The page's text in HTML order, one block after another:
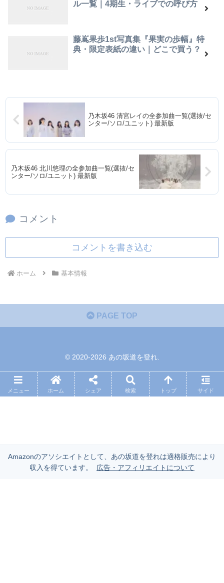
ル一覧｜4期生・ライブでの呼び方
藤嶌果歩1st写真集『果実の歩幅』特
典・限定表紙の違い｜どこで買う？
乃木坂46 清宮レイの全参加曲一覧(選抜/セ
ンター/ソロ/ユニット) 最新版
乃木坂46 北川悠理の全参加曲一覧(選抜/セ
ンター/ソロ/ユニット) 最新版
コメント
コメントを書き込む
ホーム 基本情報
PAGE TOP
© 2020-2026 あの坂道を登れ.
メニュー ホーム シェア 検索 トップ サイド
Amazonのアソシエイトとして、あの坂道を登れは適格販売により
収入を得ています。
広告・アフィリエイトについて